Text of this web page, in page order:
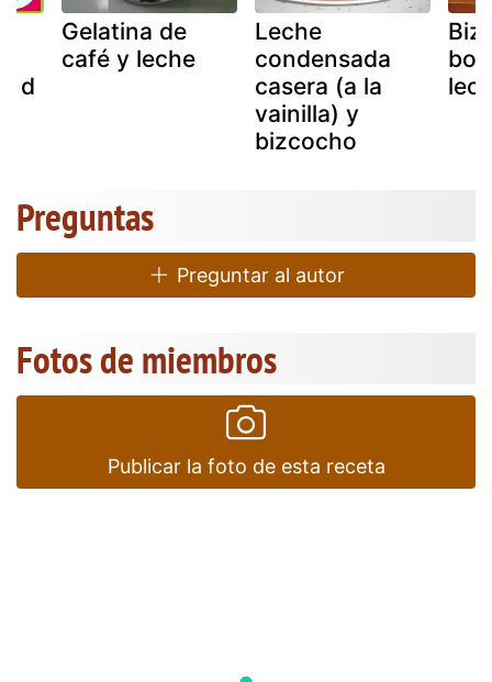
d
Gelatina de
café y leche
Leche
condensada
casera (a la
vainilla) y
bizcocho
Preguntas
Preguntar al autor
Fotos de miembros
Publicar la foto de esta receta